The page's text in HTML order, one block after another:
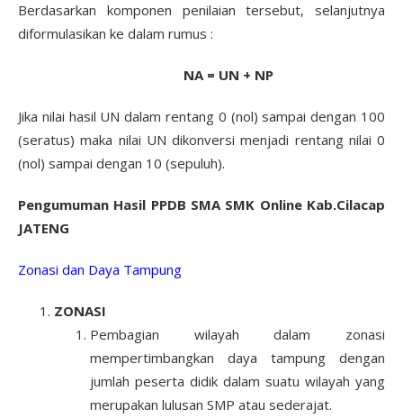
Berdasarkan komponen penilaian tersebut, selanjutnya
diformulasikan ke dalam rumus :
NA = UN + NP
Jika nilai hasil UN dalam rentang 0 (nol) sampai dengan 100
(seratus) maka nilai UN dikonversi menjadi rentang nilai 0
(nol) sampai dengan 10 (sepuluh).
Pengumuman Hasil PPDB SMA SMK Online Kab.Cilacap
JATENG
Zonasi dan Daya Tampung
ZONASI
Pembagian wilayah dalam zonasi
mempertimbangkan daya tampung dengan
jumlah peserta didik dalam suatu wilayah yang
merupakan lulusan SMP atau sederajat.